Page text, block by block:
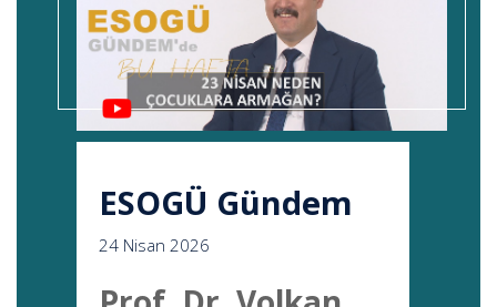
ESOGÜ Gündem
24 Nisan 2026